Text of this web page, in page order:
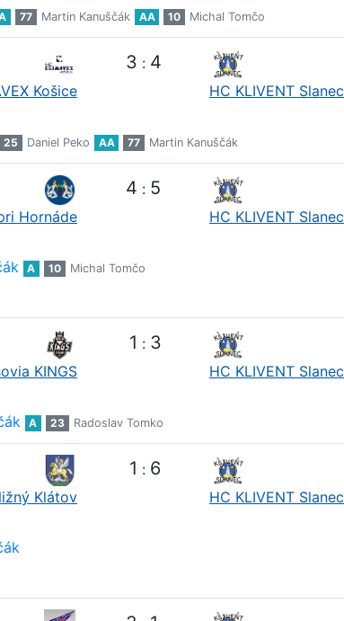
77 Martin Kanuščák AA 10 Michal Tomčo
Košice
3 : 4
HC KLIVENT Slanec
25 Daniel Peko AA 77 Martin Kanuščák
Hornáde
4 : 5
HC KLIVENT Slanec
A 10 Michal Tomčo
KINGS
1 : 3
HC KLIVENT Slanec
A 23 Radoslav Tomko
Klátov
1 : 6
HC KLIVENT Slanec